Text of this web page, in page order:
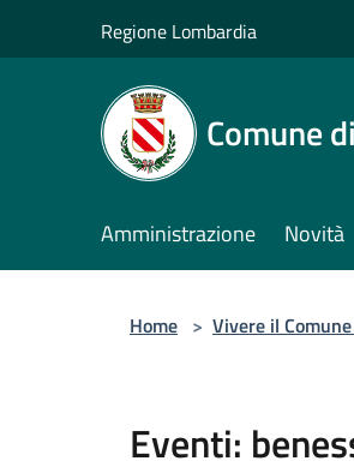
Regione Lombardia
Comune
Amministrazione Novità
Home > Vivere il Comune
Eventi: